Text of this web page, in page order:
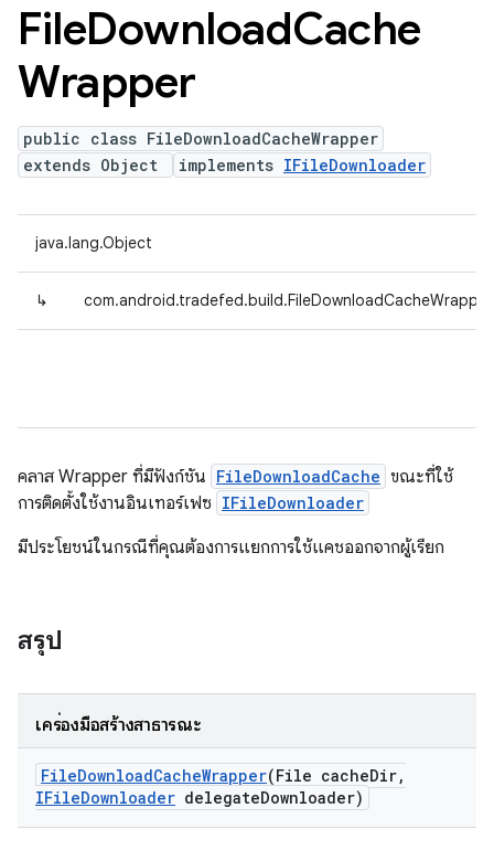
FileDownloadCache
Wrapper
public class FileDownloadCacheWrapper
extends Object
implements IFileDownloader
java.lang.Object
↳ com.android.tradefed.build.FileDownloadCacheWrapper
คลาส Wrapper ที่มีฟังก์ชัน FileDownloadCache ขณะที่ใช้
การติดตั้งใช้งานอินเทอร์เฟซ IFileDownloader
มีประโยชน์ในกรณีที่คุณต้องการแยกการใช้แคชออกจากผู้เรียก
สรุป
เครื่องมือสร้างสาธารณะ
FileDownloadCacheWrapper(File cacheDir,
IFileDownloader delegateDownloader)